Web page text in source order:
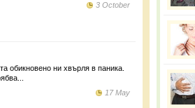
3 October
обикновено ни хвърля в паника.
17 May